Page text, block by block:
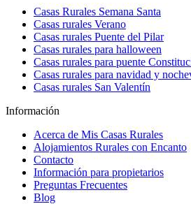
Casas Rurales Semana Santa
Casas rurales Verano
Casas rurales Puente del Pilar
Casas rurales para halloween
Casas rurales para puente
Casas rurales para navidad y
Casas rurales San Valentín
Información
Acerca de Mis Casas Rurales
Alojamientos Rurales con Encanto
Contacto
Información para propietarios
Preguntas Frecuentes
Blog